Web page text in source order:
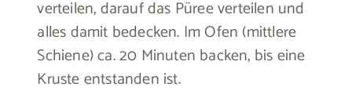
verteilen, darauf das Püree verteilen und
alles damit bedecken. Im Ofen (mittlere
Schiene) ca. 20 Minuten backen, bis eine
Kruste entstanden ist.